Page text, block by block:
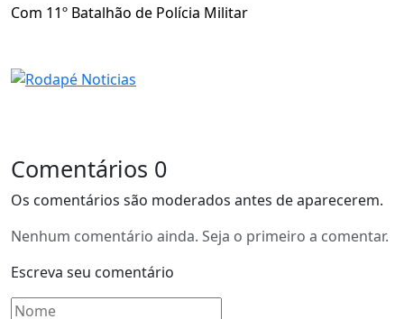
Com 11º Batalhão de Polícia Militar
Comentários 0
Os comentários são moderados antes de aparecerem.
Nenhum comentário ainda. Seja o primeiro a comentar.
Escreva seu comentário
Nome